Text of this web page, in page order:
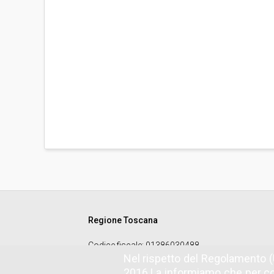
Regione Toscana
Codice fiscale: 01386030488
Nel rispetto del Regolamento